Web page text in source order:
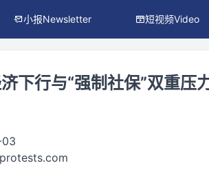
小报Newsletter 短视频Video
下行与“强制社保”双重压